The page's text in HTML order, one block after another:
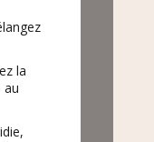
la
au